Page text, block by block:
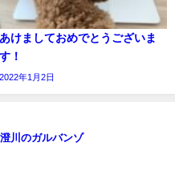
あけましておめでとうございま
す！
2022年1月2日
川のガルバンゾ